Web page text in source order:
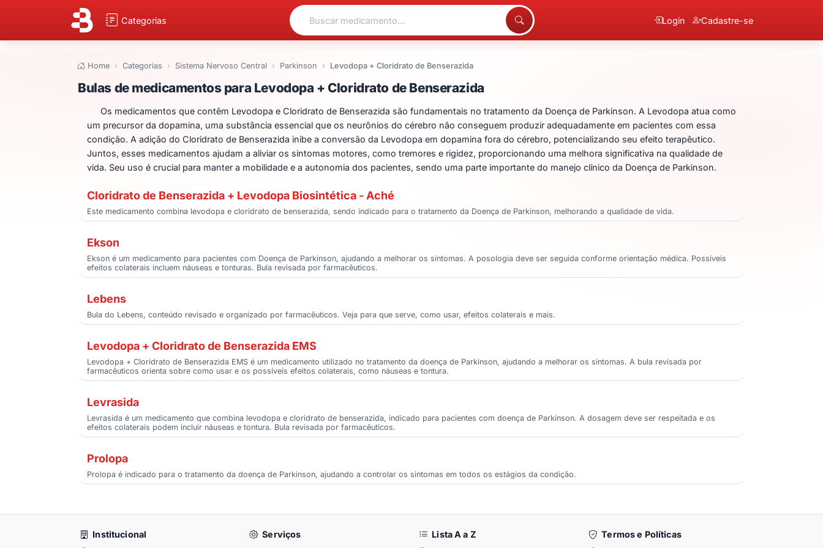
Categorias Login Cadastre-se
Home Categorias Sistema Nervoso Central Parkinson Levodopa + Cloridrato de Benserazida
Bulas de medicamentos para Levodopa + Cloridrato de Benserazida
Bulas de medicamentos para Levodopa + Cloridrato de Benserazida
Os medicamentos que contêm Levodopa e Cloridrato de Benserazida são fundamentais no tratamento da Doença de Parkinson. A Levodopa atua como
um precursor da dopamina, uma substância essencial que os neurônios do cérebro não conseguem produzir adequadamente em pacientes com essa
condição. A adição do Cloridrato de Benserazida inibe a conversão da Levodopa em dopamina fora do cérebro, potencializando seu efeito terapêutico.
Juntos, esses medicamentos ajudam a aliviar os sintomas motores, como tremores e rigidez, proporcionando uma melhora significativa na qualidade de
vida. Seu uso é crucial para manter a mobilidade e a autonomia dos pacientes, sendo uma parte importante do manejo clínico da Doença de Parkinson.
Cloridrato de Benserazida + Levodopa Biosintética - Aché
Este medicamento combina levodopa e cloridrato de benserazida, sendo indicado para o tratamento da Doença de Parkinson, melhorando a qualidade de vida.
Ekson
Ekson é um medicamento para pacientes com Doença de Parkinson, ajudando a melhorar os sintomas. A posologia deve ser seguida conforme orientação médica. Possíveis
efeitos colaterais incluem náuseas e tonturas. Bula revisada por farmacêuticos.
Lebens
Bula do Lebens, conteúdo revisado e organizado por farmacêuticos. Veja para que serve, como usar, efeitos colaterais e mais.
Levodopa + Cloridrato de Benserazida EMS
Levodopa + Cloridrato de Benserazida EMS é um medicamento utilizado no tratamento da doença de Parkinson, ajudando a melhorar os sintomas. A bula revisada por
farmacêuticos orienta sobre como usar e os possíveis efeitos colaterais, como náuseas e tontura.
Levrasida
Levrasida é um medicamento que combina levodopa e cloridrato de benserazida, indicado para pacientes com doença de Parkinson. A dosagem deve ser respeitada e os
efeitos colaterais podem incluir náuseas e tontura. Bula revisada por farmacêuticos.
Prolopa
Prolopa é indicado para o tratamento da doença de Parkinson, ajudando a controlar os sintomas em todos os estágios da condição.
Institucional
Serviços
Lista A a Z
Termos e Políticas